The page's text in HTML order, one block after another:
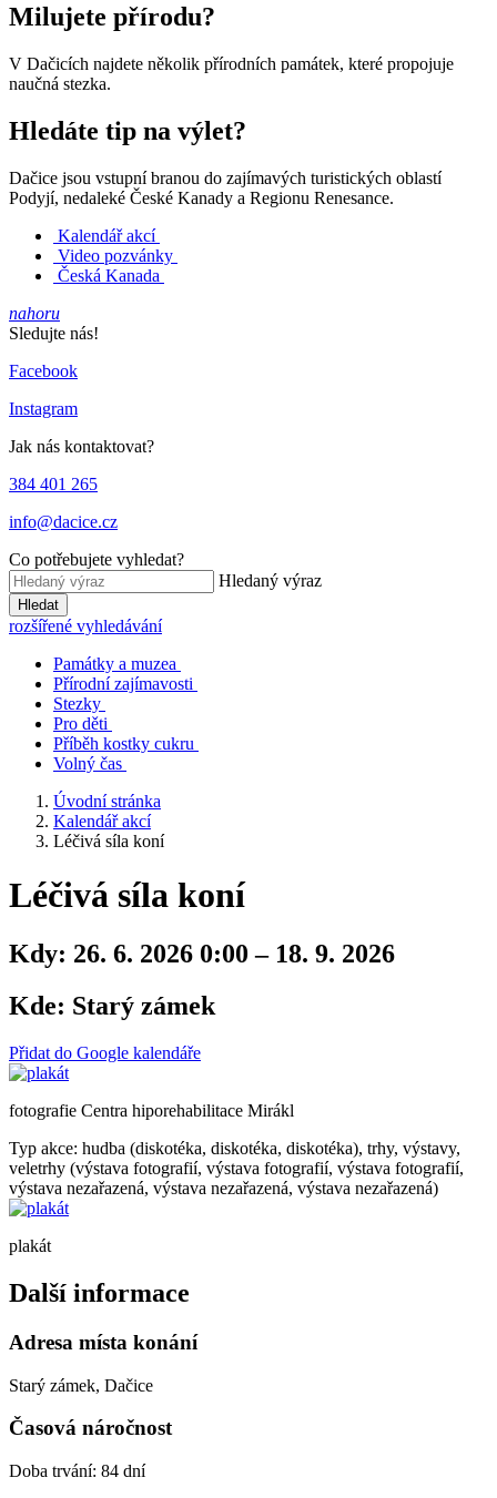
Milujete přírodu?
V Dačicích najdete několik přírodních památek, které propojuje
naučná stezka.
Hledáte tip na výlet?
Dačice jsou vstupní branou do zajímavých turistických oblastí
Podyjí, nedaleké České Kanady a Regionu Renesance.
Kalendář akcí
Video pozvánky
Česká Kanada
nahoru
Sledujte nás!
Facebook
Instagram
Jak nás kontaktovat?
384 401 265
info@dacice.cz
Co potřebujete vyhledat?
Hledaný výraz
Hledat
rozšířené vyhledávání
Památky a muzea
Přírodní zajímavosti
Stezky
Pro děti
Příběh kostky cukru
Volný čas
Úvodní stránka
Kalendář akcí
Léčivá síla koní
Léčivá síla koní
Kdy: 26. 6. 2026 0:00 – 18. 9. 2026
Kde: Starý zámek
Přidat do Google kalendáře
fotografie Centra hiporehabilitace Mirákl
Typ akce: hudba (diskotéka, diskotéka, diskotéka), trhy, výstavy,
veletrhy (výstava fotografií, výstava fotografií, výstava fotografií,
výstava nezařazená, výstava nezařazená, výstava nezařazená)
plakát
Další informace
Adresa místa konání
Starý zámek, Dačice
Časová náročnost
Doba trvání: 84 dní